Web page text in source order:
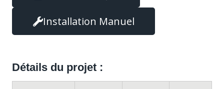
Installation Manuel
Détails du projet :